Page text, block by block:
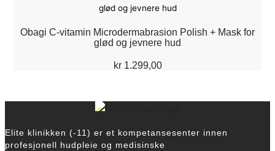
Obagi C-vitamin Microdermabrasion Polish + Mask for
glød og jevnere hud
kr1.299,00
Elite klinikken (-11) er et kompetansesenter innen
profesjonell hudpleie og medisinske